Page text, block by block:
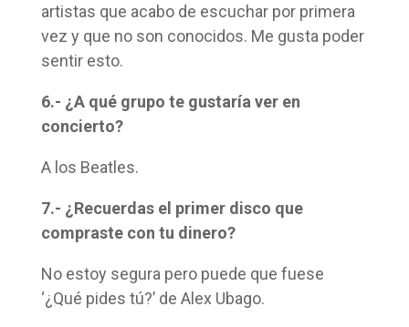
artistas que acabo de escuchar por primera
vez y que no son conocidos. Me gusta poder
sentir esto.
6.- ¿A qué grupo te gustaría ver en
concierto?
A los Beatles.
7.- ¿Recuerdas el primer disco que
compraste con tu dinero?
No estoy segura pero puede que fuese
‘¿Qué pides tú?’ de Alex Ubago.